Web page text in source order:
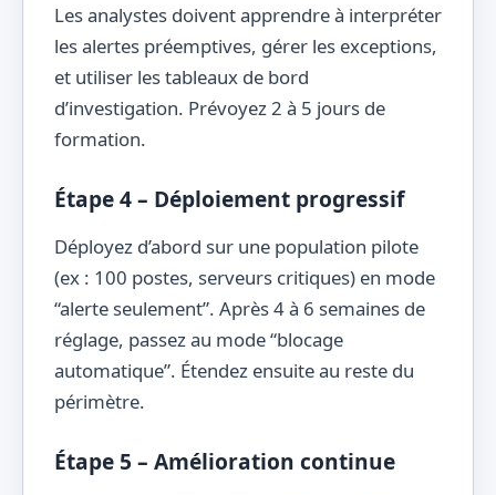
Les analystes doivent apprendre à interpréter
les alertes préemptives, gérer les exceptions,
et utiliser les tableaux de bord
d’investigation. Prévoyez 2 à 5 jours de
formation.
Étape 4 – Déploiement progressif
Déployez d’abord sur une population pilote
(ex : 100 postes, serveurs critiques) en mode
“alerte seulement”. Après 4 à 6 semaines de
réglage, passez au mode “blocage
automatique”. Étendez ensuite au reste du
périmètre.
Étape 5 – Amélioration continue